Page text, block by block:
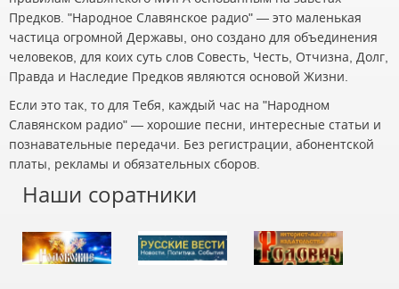
Предков. "Народное Славянское радио" — это маленькая
частица огромной Державы, оно создано для объединения
человеков, для коих суть слов Совесть, Честь, Отчизна, Долг,
Правда и Наследие Предков являются основой Жизни.
Если это так, то для Тебя, каждый час на "Народном
Славянском радио" — хорошие песни, интересные статьи и
познавательные передачи. Без регистрации, абонентской
платы, рекламы и обязательных сборов.
Наши соратники